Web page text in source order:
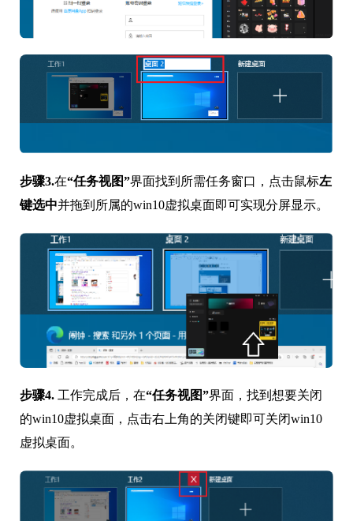
步骤3.在“任务视图”界面找到所需任务窗口，点击鼠标左
键选中并拖到所属的win10虚拟桌面即可实现分屏显示。
步骤4. 工作完成后，在“任务视图”界面，找到想要关闭
的win10虚拟桌面，点击右上角的关闭键即可关闭win10
虚拟桌面。